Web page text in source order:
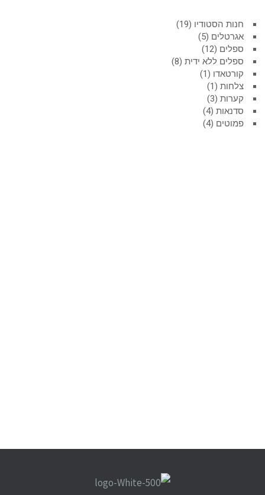
חנות הסטודיו
19
אגרטלים 5
ספלים 12
ספלים ללא ידית 8
קורטאדו
1
צלחות
1
קערות 3
סדנאות 4
פמוטים 4